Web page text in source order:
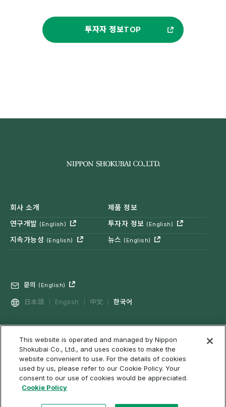
투자자 정보TOP
회사 소개
제품 정보
연구개발 (English) 투자자 정보 (English)
지속가능성 (English) 뉴스 (English)
문의 (English)
日本語 English 中文 한국어
프라이버시 정책 소셜 미디어 정책(English)
쿠키 정책(English) 이용 조건, 면책사항 등을 웹 접근성
사이트맵
This website is operated and managed by Nippon
Shokubai Co., Ltd., and uses cookies to make the
website convenient to use. For the details of cookies
used by us, please refer to our Cookie Policy. Your
consent to our use of cookies would be appreciated.
Cookie Policy